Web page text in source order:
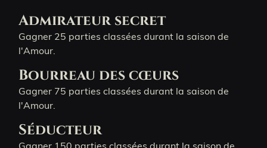
Admirateur secret
Gagner 25 parties classées durant la saison de
l'Amour.
Bourreau des cœurs
Gagner 75 parties classées durant la saison de
l'Amour.
Séducteur
Gagner 150 parties classées durant la saison de